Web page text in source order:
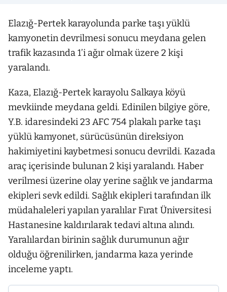
Elazığ-Pertek karayolunda parke taşı yüklü
kamyonetin devrilmesi sonucu meydana gelen
trafik kazasında 1’i ağır olmak üzere 2 kişi
yaralandı.
Kaza, Elazığ-Pertek karayolu Salkaya köyü
mevkiinde meydana geldi. Edinilen bilgiye göre,
Y.B. idaresindeki 23 AFC 754 plakalı parke taşı
yüklü kamyonet, sürücüsünün direksiyon
hakimiyetini kaybetmesi sonucu devrildi. Kazada
araç içerisinde bulunan 2 kişi yaralandı. Haber
verilmesi üzerine olay yerine sağlık ve jandarma
ekipleri sevk edildi. Sağlık ekipleri tarafından ilk
müdahaleleri yapılan yaralılar Fırat Üniversitesi
Hastanesine kaldırılarak tedavi altına alındı.
Yaralılardan birinin sağlık durumunun ağır
olduğu öğrenilirken, jandarma kaza yerinde
inceleme yaptı.